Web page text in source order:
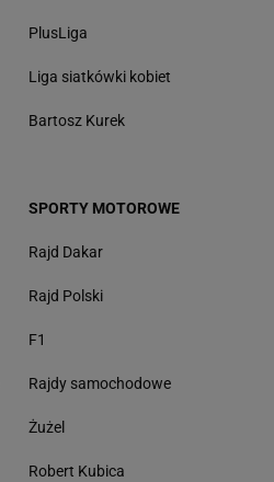
PlusLiga
Liga siatkówki kobiet
Bartosz Kurek
SPORTY MOTOROWE
Rajd Dakar
Rajd Polski
F1
Rajdy samochodowe
Żużel
Robert Kubica